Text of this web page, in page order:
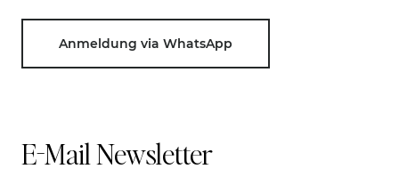
Anmeldung via WhatsApp
E-Mail Newsletter